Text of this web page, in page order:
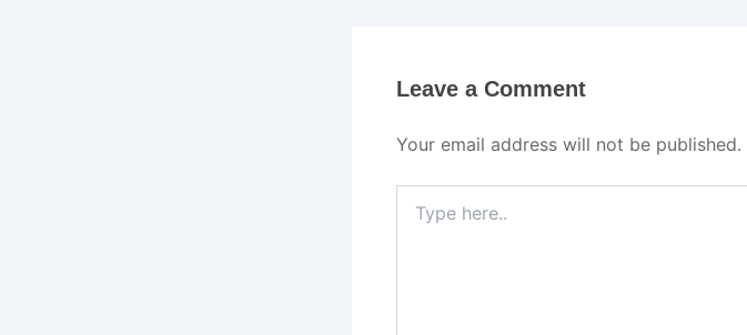
Leave a Comment
Your email address will not be published.
here..